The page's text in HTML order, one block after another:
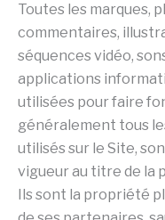
Toutes les marques,
commentaires,
séquences vidéo,
applications
utilisées pour faire
généralement tous
utilisés sur le Site,
vigueur au titre de
Ils sont la propriété